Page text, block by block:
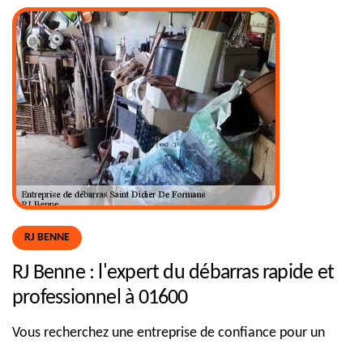
RJ BENNE
RJ Benne : l'expert du débarras rapide et
professionnel à 01600
Vous recherchez une entreprise de confiance pour un